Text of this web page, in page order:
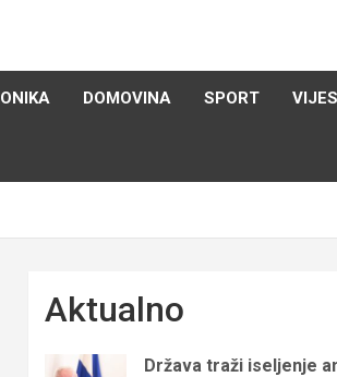
DOMOVINA SPORT
Aktualno
Država traži iseljenje